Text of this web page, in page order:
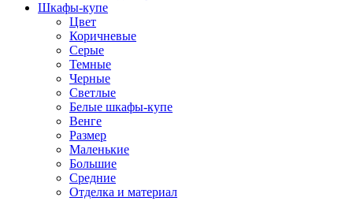
Шкафы-купе
Цвет
Коричневые
Серые
Темные
Черные
Светлые
Белые шкафы-купе
Венге
Размер
Маленькие
Большие
Средние
Отделка и материал